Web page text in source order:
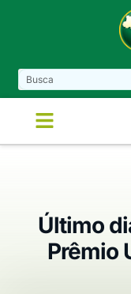
Último
Prêmio